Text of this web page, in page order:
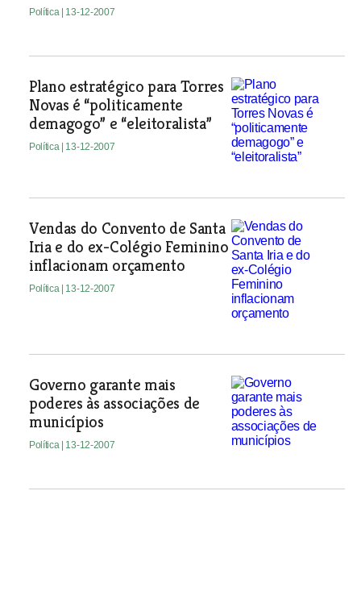
Política | 13-12-2007
Plano estratégico para Torres
Novas é “politicamente
demagogo” e “eleitoralista”
Política | 13-12-2007
Vendas do Convento de Santa
Iria e do ex-Colégio Feminino
inflacionam orçamento
Política | 13-12-2007
Governo garante mais
poderes às associações de
municípios
Política | 13-12-2007